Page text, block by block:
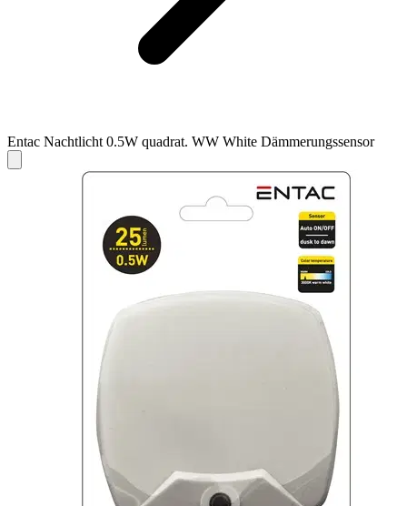
Entac Nachtlicht 0.5W quadrat. WW White Dämmerungssensor